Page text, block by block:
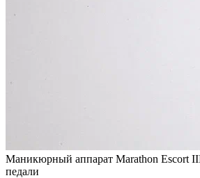
Маникюрный аппарат Marathon Escort
педали